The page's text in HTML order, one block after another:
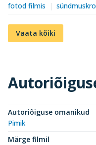
fotod filmis
Vaata kõiki
Autoriõiguse omanikud
Pimik
Märge filmil